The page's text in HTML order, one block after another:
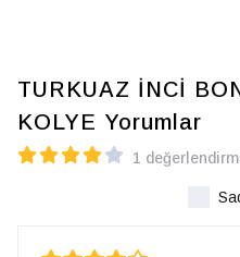
TURKUAZ İNCİ
KOLYE Yorumlar
1